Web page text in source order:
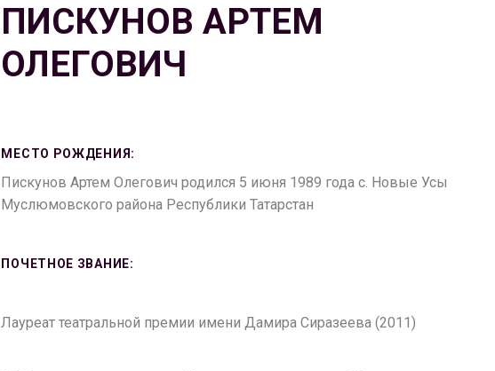
ПИСКУНОВ АРТЕМ
ОЛЕГОВИЧ
МЕСТО РОЖДЕНИЯ:
Пискунов Артем Олегович родился 5 июня 1989 года с. Новые Усы
Муслюмовского района Республики Татарстан
ПОЧЕТНОЕ ЗВАНИЕ:
Лауреат театральной премии имени Дамира Сиразеева (2011)